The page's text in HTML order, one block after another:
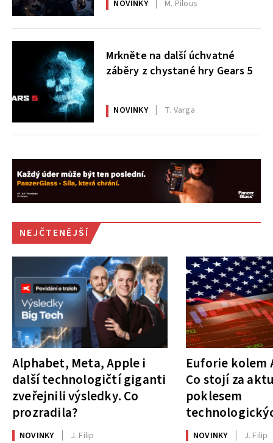
NOVINKY M. Pilous
Mrkněte na další úchvatné
záběry z chystané hry Gears 5
NOVINKY T. Varga
NEJČTENĚJŠÍ
Alphabet, Meta, Apple i
další technologičtí giganti
zveřejnili výsledky. Co
prozradila?
NOVINKY J. Filip
Euforie kolem
Co stojí za
poklesem
NOVINKY J. Filip